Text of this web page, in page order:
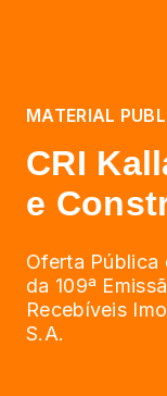
MATERIAL
CRI
e
Oferta Pública
da 109ª
Recebíveis
S.A.